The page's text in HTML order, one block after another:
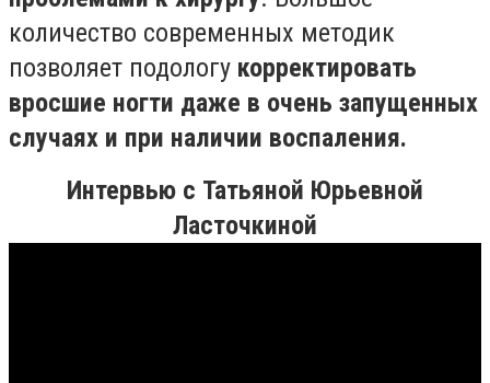
количество современных методик
позволяет подологу корректировать
вросшие ногти даже в очень запущенных
случаях и при наличии воспаления.
Интервью с Татьяной Юрьевной
Ласточкиной